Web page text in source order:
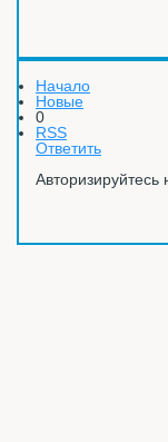
Начало
Новые
0
RSS
Ответить
Авторизируйтесь